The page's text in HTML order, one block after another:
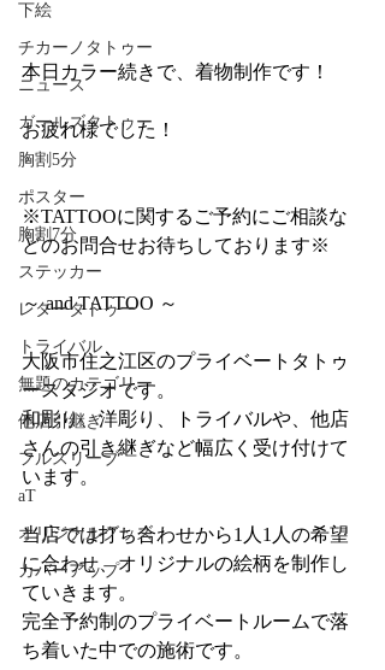
下絵
チカーノタトゥー
ニュース
ガールズタトゥー
胸割5分
ポスター
胸割7分
ステッカー
レタータトゥー
トライバル
無題のカテゴリー
他店引継ぎ
フルスリーブ
aT
オリジナルグッズ
カバーアップ
本日カラー続きで、着物制作です！
お疲れ様でした！
※TATTOOに関するご予約にご相談な
どのお問合せお待ちしております※
～ and TATTOO ～
大阪市住之江区のプライベートタトゥ
ースタジオです。
和彫り、洋彫り、トライバルや、他店
さんの引き継ぎなど幅広く受け付けて
います。
当店では打ち合わせから1人1人の希望
に合わせ、オリジナルの絵柄を制作し
ていきます。
完全予約制のプライベートルームで落
ち着いた中での施術です。